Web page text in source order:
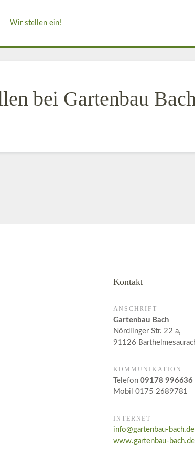
Wir stellen ein!
bei Gartenbau
Kontakt
ANSCHRIFT
Gartenbau Bach
Nördlinger Str. 22 a,
91126
KOMMUNIKATION
Telefon 09178 996636
Mobil 0175 2689781
INTERNET
info@gartenbau-bach.de
www.gartenbau-bach.de